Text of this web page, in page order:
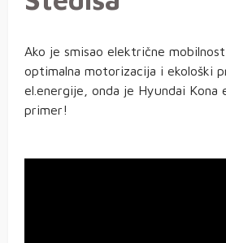
Ako je smisao električne
optimalna motorizacija i ekološki
el.energije, onda je Hyundai Kona
primer!